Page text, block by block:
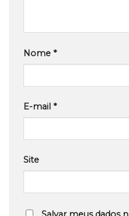
Nome *
E-mail *
Site